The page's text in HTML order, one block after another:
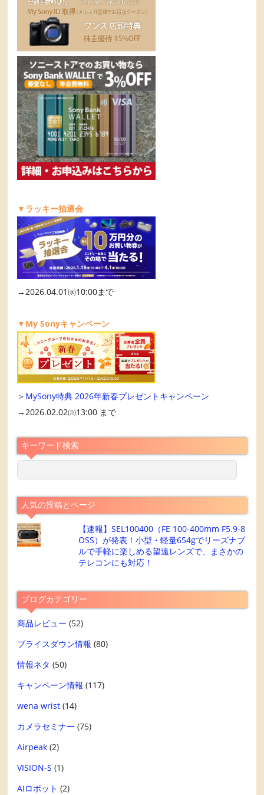
▼ラッキー抽選会
→2026.04.01㈬10:00まで
▼My Sonyキャンペーン
＞ MySony特典 2026年新春プレゼントキャンペーン
→2026.02.02㈪13:00 まで
キーワード検索
人気の投稿とページ
【速報】SEL100400（FE 100-400mm F5.9-8
OSS）が発表！小型・軽量654gでリーズナブ
ルで手軽に楽しめる望遠レンズで、まさかの
テレコンにも対応！
ブログカテゴリー
商品レビュー (52)
プライスダウン情報 (80)
情報ネタ (50)
キャンペーン情報 (117)
wena wrist (14)
カメラセミナー (75)
Airpeak (2)
VISION-S (1)
AIロボット (2)